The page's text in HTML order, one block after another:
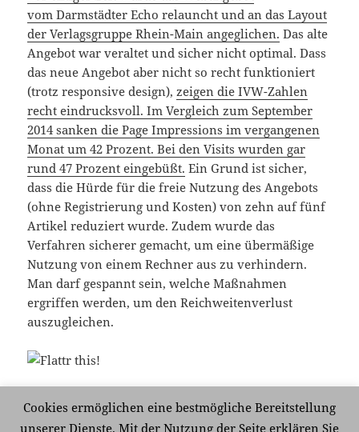
vom Darmstädter Echo relauncht und an das Layout
der Verlagsgruppe Rhein-Main angeglichen. Das alte
Angebot war veraltet und sicher nicht optimal. Dass
das neue Angebot aber nicht so recht funktioniert
(trotz responsive design),zeigen die IVW-Zahlen
recht eindrucksvoll. Im Vergleich zum September
2014 sanken die Page Impressions im vergangenen
Monat um 42 Prozent. Bei den Visits wurden gar
rund 47 Prozent eingebüßt. Ein Grund ist sicher,
dass die Hürde für die freie Nutzung des Angebots
(ohne Registrierung und Kosten) von zehn auf fünf
Artikel reduziert wurde. Zudem wurde das
Verfahren sicherer gemacht, um eine übermäßige
Nutzung von einem Rechner aus zu verhindern.
Man darf gespannt sein, welche Maßnahmen
ergriffen werden, um den Reichweitenverlust
auszugleichen.
14. Oktober 2015 Schlagwörter
Darmstäder Echo
Cookies ermöglichen eine bestmögliche Bereitstellung
unserer Dienste. Mit der Nutzung der Seite erklären Sie